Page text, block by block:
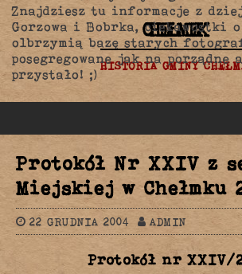
CHEŁMEK
HISTORIA GMINY
Znajdziesz tu informacje z
Gorzowa i Bobrka, ciekawostki
olbrzymią bazę starych
posegregowane jak na porządne
przystało! ;)
Protokół Nr XXIV z
Miejskiej w Chełmku
22 GRUDNIA 2004 ADMIN
Protokół nr XXIV/